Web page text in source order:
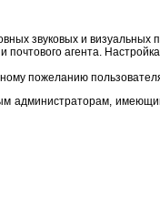
звуковых и визуальных
агента.
пожеланию
администраторам,